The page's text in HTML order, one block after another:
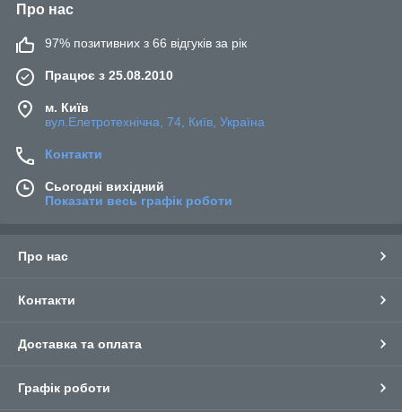
Про нас
97% позитивних з 66 відгуків за рік
Працює з 25.08.2010
м. Київ
вул.Елетротехнічна, 74, Київ, Україна
Контакти
Сьогодні вихідний
Показати весь графік роботи
Про нас
Контакти
Доставка та оплата
Графік роботи